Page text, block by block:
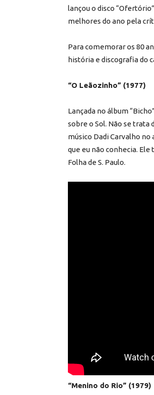
lançou o disco
melhores do ano pela
Para comemorar os 80
história e discografia do
“O Leãozinho” (1977)
Lançada no álbum
sobre o Sol. Não se trata
músico Dadi Carvalho
que eu não conhecia.
Folha de S. Paulo.
“Menino do Rio” (1979)